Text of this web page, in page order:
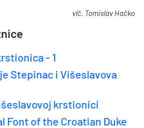
vlč. Tomislav Hačko
- 1
Stepinac i Višeslavova
krstionici
Font of the Croatian Duke